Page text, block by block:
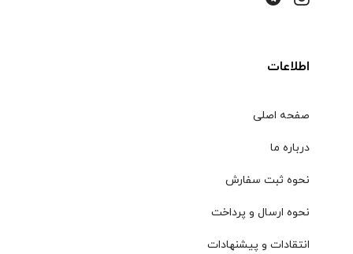
اطلاعات
صفحه اصلی
درباره ما
نحوه ثبت سفارش
نحوه ارسال و پرداخت
انتقادات و پیشنهادات